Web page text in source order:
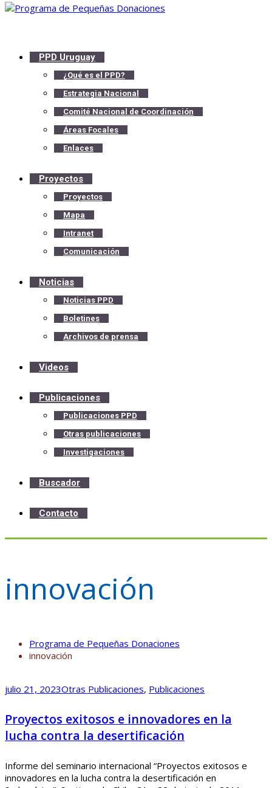
PPD Uruguay
¿Qué es el PPD?
Estrategia Nacional
Comité Nacional de Coordinación
Áreas Focales
Enlaces
Proyectos
Proyectos
Mapa
Intranet
Comunicación
Noticias
Noticias PPD
Boletines
Archivos de prensa
Videos
Publicaciones
Publicaciones PPD
Otras publicaciones
Investigaciones
Buscador
Contacto
innovación
Programa de Pequeñas Donaciones
innovación
julio 21, 2023Otras Publicaciones, Publicaciones
Proyectos exitosos e innovadores en la
lucha contra la desertificación
Informe del seminario internacional “Proyectos exitosos e
innovadores en la lucha contra la desertificación en